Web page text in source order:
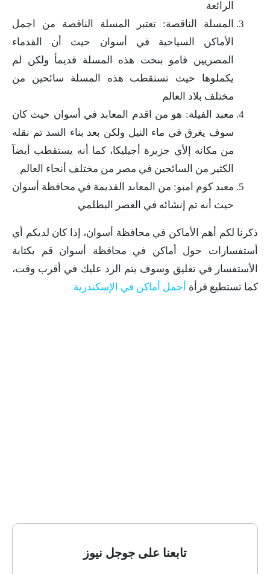
الرائعة
المسلة الناقصة: تعتبر المسلة الناقصة من اجمل
الأماكن السياحية في أسوان حيث أن القدماء
المصريين قامو بنحت هذه المسلة قديمأ ولكن لم
يكملوها حيث تستقطب هذه المسلة سائحين من
مختلف بلاد العالم
معبد الفيلة: هو من اقدم المعابد في أسوان حيث كان
سوف يغرق في ماء النيل ولكن بعد بناء السد تم نقله
من مكانه إلأي جزيرة أجيليكا، كما أنه يستقطب أيضآ
الكثير من السائحين في مصر من مختلف أنحاء العالم
معبد كوم امبو: من المعابد القديمة في محافظة أسوان
حيث أنه تم إنشائه في العصر البطلمي
ذكرنا لكم أهم الأماكن في محافظة أسوان، إذا كان لديكم أي
أستفسارات حول أماكن في محافظة أسوان قم بكتابة
الأستفسار في تعليق وسوف يتم الرد عليك في أقرب وقت،
كما تستطيع قرأة أجمل أماكن في الإسكندرية
تابعنا على جوجل نيوز